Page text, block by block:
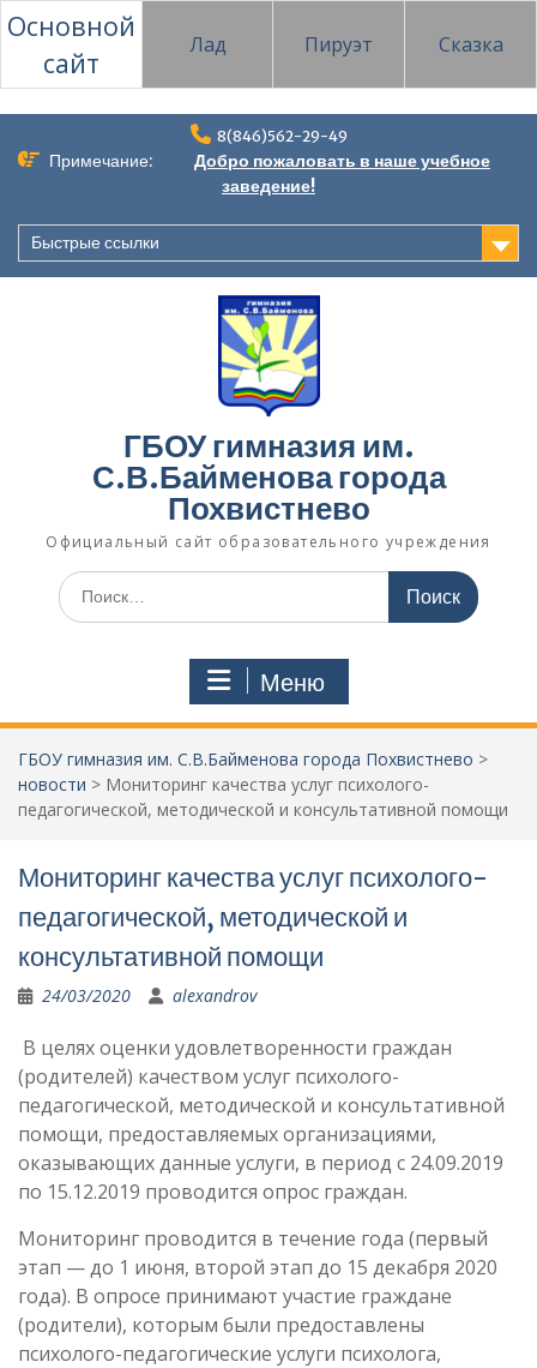
Основной
сайт
Лад Пируэт Сказка
содержимому
8(846)562-29-49
Примечание:
Добро пожаловать в наше учебное
заведение!
Быстрые ссылки
ГБОУ гимназия им.
С.В.Байменова города
Похвистнево
Официальный сайт образовательного учреждения
Поиск
по:
Меню
ГБОУ гимназия им. С.В.Байменова города Похвистнево >
новости > Мониторинг качества услуг психолого-
педагогической, методической и консультативной помощи
Мониторинг качества услуг психолого-
педагогической, методической и
консультативной помощи
24/03/2020 alexandrov
В целях оценки удовлетворенности граждан
(родителей) качеством услуг психолого-
педагогической, методической и консультативной
помощи, предоставляемых организациями,
оказывающих данные услуги, в период с 24.09.2019
по 15.12.2019 проводится опрос граждан.
Мониторинг проводится в течение года (первый
этап — до 1 июня, второй этап до 15 декабря 2020
года). В опросе принимают участие граждане
(родители), которым были предоставлены
психолого-педагогические услуги психолога,